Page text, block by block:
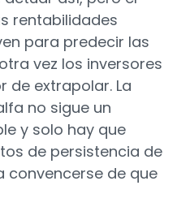
rentabilidades
para predecir las
vez los inversores
de extrapolar. La
no sigue un
y solo hay que
de persistencia de
convencerse de que